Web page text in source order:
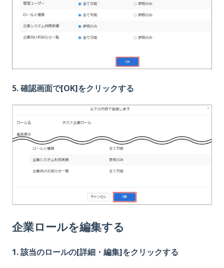
5. 確認画面で[OK]をクリックする
企業ロールを編集する
1. 該当のロールの[詳細・編集]をクリックする